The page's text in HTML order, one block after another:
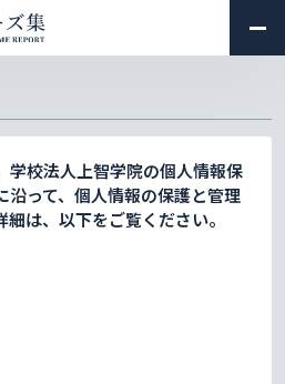
学校法人上智学院の個人情報保
沿って、個人情報の保護と管理
は、以下をご覧ください。